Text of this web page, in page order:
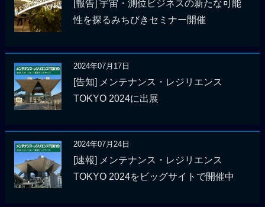
[報告] 宇宙・測位ビジネスの新たな可能
性を探るみちびきセミナー開催
2024年07月17日
[告知] メンテナンス・レジリエンス
TOKYO 2024に出展
2024年07月24日
[速報] メンテナンス・レジリエンス
TOKYO 2024をビッグサイトで開催中